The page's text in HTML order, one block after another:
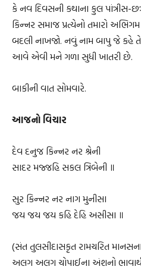
કે નવ દિવસની કથાના કુલ પાંત્રીસ-
કિન્નર સમાજ પ્રત્યેનો તમારો
બદલી નાખજો. નવું નામ બાપુ જે કહે
આવે એવી મને ગળા સુધી ખાતરી છે.
બાકીની વાત સોમવારે.
આજનો વિચાર
દેવ દનુજ કિન્નર નર શ્રેની
સાદર મજ્જહિ સકલ ત્રિબેની ॥
સુર કિન્નર નર નાગ મુનીસા
જય જય જય કહિ દેહિ અસીસા ॥
(સંત તુલસીદાસકૃત રામચરિત
અલગ અલગ ચોપાઈના અંશનો